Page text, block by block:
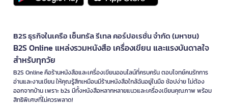
B2S ธุรกิจในเครือ เซ็นทรัล รีเทล คอร์ปอเรชั่น จำกัด (มหาชน)
B2S Online แหล่งรวมหนังสือ เครื่องเขียน และแรงบันดาลใจ
สำหรับทุกวัย
B2S Online คือร้านหนังสือและเครื่องเขียนออนไลน์ที่ครบครัน ตอบโจทย์คนรักการ
อ่านและงานเขียน ให้คุณรู้สึกเหมือนมีร้านหนังสือใกล้ฉันอยู่ในมือ ช้อปง่าย ไม่ต้อง
ออกจากบ้าน เพราะ b2s มีทั้งหนังสือหลากหลายแนวและเครื่องเขียนคุณภาพ พร้อม
สิทธิพิเศษที่ไม่ควรพลาด!